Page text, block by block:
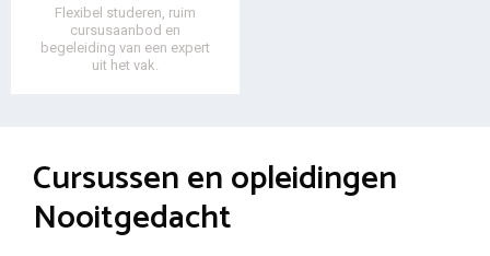
Flexibel studeren, ruim
cursusaanbod en
begeleiding van een expert
uit het vak.
Cursussen en opleidingen
Nooitgedacht